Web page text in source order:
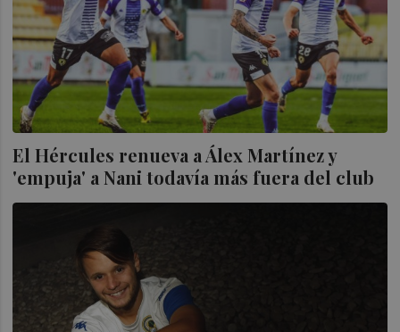
El Hércules renueva a Álex Martínez y
'empuja' a Nani todavía más fuera del club